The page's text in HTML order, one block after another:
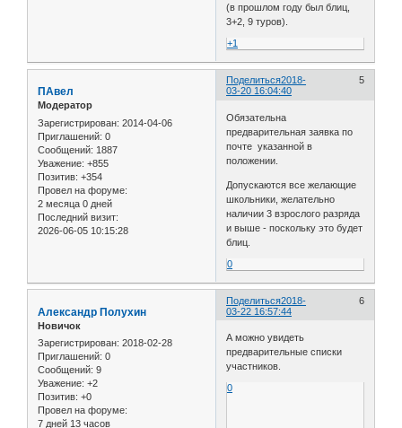
(в прошлом году был блиц,
3+2, 9 туров).
+1
Поделиться 5
2018-
03-20 16:04:40
ПАвел
Модератор
Зарегистрирован: 2014-04-06
Приглашений: 0
Сообщений: 1887
Уважение: +855
Позитив: +354
Провел на форуме:
2 месяца 0 дней
Последний визит:
2026-06-05 10:15:28
Обязательна
предварительная заявка по
почте указанной в
положении.
Допускаются все желающие
школьники, желательно
наличии 3 взрослого разряда
и выше - поскольку это будет
блиц.
0
Поделиться 6
2018-
03-22 16:57:44
Александр Полухин
Новичок
Зарегистрирован: 2018-02-28
Приглашений: 0
Сообщений: 9
Уважение: +2
Позитив: +0
Провел на форуме:
7 дней 13 часов
А можно увидеть
предварительные списки
участников.
0